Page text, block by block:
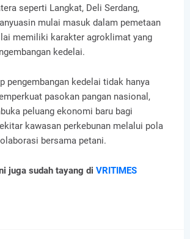
seperti Langkat, Deli Serdang,
mulai masuk dalam pemetaan
memiliki karakter agroklimat yang
kedelai.
pengembangan kedelai tidak hanya
pasokan pangan nasional,
peluang ekonomi baru bagi
kawasan perkebunan melalui pola
bersama petani.
juga sudah tayang di VRITIMES